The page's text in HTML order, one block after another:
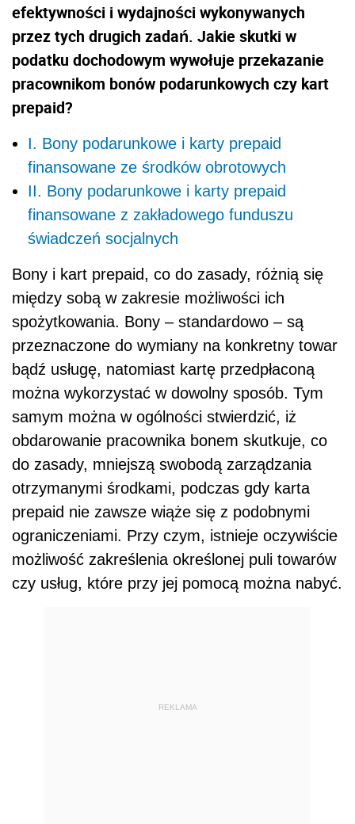
efektywności i wydajności wykonywanych
przez tych drugich zadań. Jakie skutki w
podatku dochodowym wywołuje przekazanie
pracownikom bonów podarunkowych czy kart
prepaid?
I. Bony podarunkowe i karty prepaid
finansowane ze środków obrotowych
II. Bony podarunkowe i karty prepaid
finansowane z zakładowego funduszu
świadczeń socjalnych
Bony i kart prepaid, co do zasady, różnią się
między sobą w zakresie możliwości ich
spożytkowania. Bony – standardowo – są
przeznaczone do wymiany na konkretny towar
bądź usługę, natomiast kartę przedpłaconą
można wykorzystać w dowolny sposób. Tym
samym można w ogólności stwierdzić, iż
obdarowanie pracownika bonem skutkuje, co
do zasady, mniejszą swobodą zarządzania
otrzymanymi środkami, podczas gdy karta
prepaid nie zawsze wiąże się z podobnymi
ograniczeniami. Przy czym, istnieje oczywiście
możliwość zakreślenia określonej puli towarów
czy usług, które przy jej pomocą można nabyć.
REKLAMA